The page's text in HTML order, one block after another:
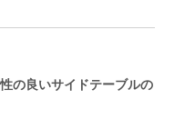
の良いサイドテーブルの